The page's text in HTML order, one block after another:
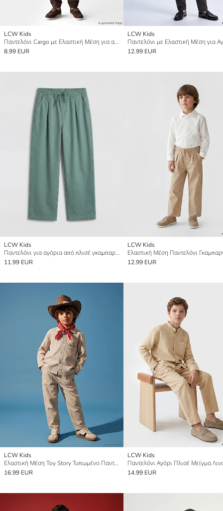
LCW Kids
Παντελόνι Cargo με Ελαστική Μέση για αγόρια
8.99 EUR
LCW Kids
12.99 EUR
LCW Kids
Παντελόνι για αγόρια από πλισέ γκαμπαρντίνα
11.99 EUR
LCW Kids
12.99 EUR
LCW Kids
Ελαστική Μέση Toy Story Τυπωμένο Παντελόνι για αγόρια
16.99 EUR
LCW Kids
Παντελόνι Αγόρι Πλισέ Μείγμα
14.99 EUR